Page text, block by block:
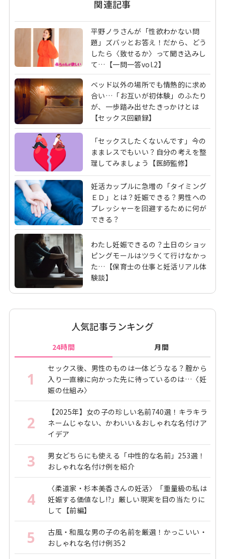
関連記事
平野ノラさんが「性欲わかない問
題」ズバッとお答え！だから、どう
したら〈致せるか〉って聞き込みし
て…【一問一答vol.2】
ベッド以外の場所でも情熱的に求め
合い…「お互いが初体験」のふたり
が、一歩踏み出せたきっかけとは
【セックス回顧録】
「セックスしたくないんです」今の
ままレスでもいい？自分の考えを整
理してみましょう【医師監修】
妊活カップルに急増の「タイミング
ＥＤ」とは？妊娠できる？男性への
プレッシャーを回避するために何が
できる？
わたし妊娠できるの？土日のショッ
ピングモールはツラくて行けなかっ
た…【保育士の仕事と妊活リアル体
験談】
人気記事ランキング
24時間 月間
1
セックス後、男性のものは一体どうなる？腟から
入り一直線に向かった先に待っているのは…〈妊
娠の仕組み〉
2
【2025年】女の子の珍しい名前740選！キラキラ
ネームじゃない、かわいい＆おしゃれな名付けア
イデア
3
男女どちらにも使える「中性的な名前」253選！
おしゃれな名付け例を紹介
4
〈柔道家・杉本美香さんの妊活〉「重量級の私は
妊娠する価値なし!?」厳しい現実を目の当たりに
して【前編】
5
古風・和風な男の子の名前を厳選！かっこいい・
おしゃれな名付け例352